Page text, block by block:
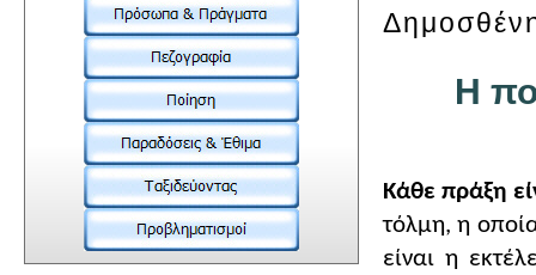
Η
Κάθε πράξη
τόλμη, η
είναι η